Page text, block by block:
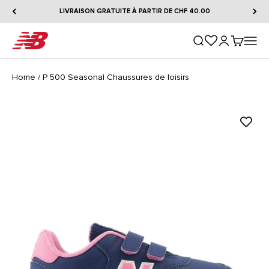
LIVRAISON GRATUITE À PARTIR DE CHF 40.00
New Balance Ouvrir la recherche
Ouvrir le
Voir leOuvrir
Home / P 500 Seasonal Chaussures de loisirs